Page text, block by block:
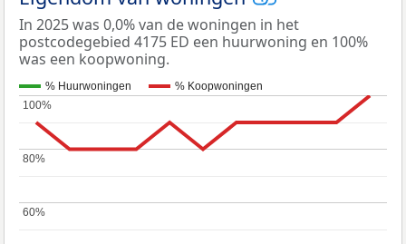
In 2025 was 0,0% van de woningen in het
postcodegebied 4175 ED een huurwoning en 100%
was een koopwoning.
% Huurwoningen % Koopwoningen
60%
60%
80%
80%
100%
100%